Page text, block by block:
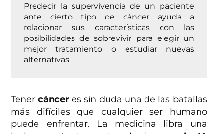
Predecir la supervivencia de un paciente
ante cierto tipo de cáncer ayuda a
relacionar sus características con las
posibilidades de sobrevivir para elegir un
mejor tratamiento o estudiar nuevas
alternativas
Tener cánceres sin duda una de las batallas
más difíciles que cualquier ser humano
puede enfrentar. La medicina libra una